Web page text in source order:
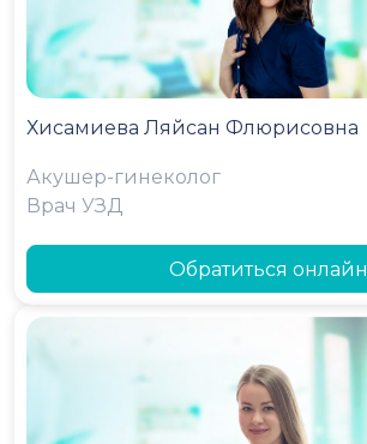
Хисамиева Ляйсан Флюрисовна
Акушер-гинеколог
Врач УЗД
Обратиться онлайн